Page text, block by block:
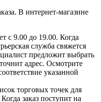
В интернет-магазине
с 9.00 до 19.00. Когда
служба свяжется
предложит выбрать
адрес. Осмотрите
указанной
торговых точек для
заказ поступит на